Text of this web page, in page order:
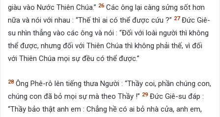
giàu vào Nước Thiên Chúa.” 26 Các ông lại càng sửng sốt hơn
nữa và nói với nhau : “Thế thì ai có thể được cứu ?” 27Đức Giê-
su nhìn thẳng vào các ông và nói : “Đối với loài người thì không
thể được, nhưng đối với Thiên Chúa thì không phải thế, vì đối
với Thiên Chúa mọi sự đều có thể được.”
28 Ông Phê-rô lên tiếng thưa Người : “Thầy coi, phần chúng con,
chúng con đã bỏ mọi sự mà theo Thầy !” 29Đức Giê-su đáp :
“Thầy bảo thật anh em : Chẳng hề có ai bỏ nhà cửa, anh em,